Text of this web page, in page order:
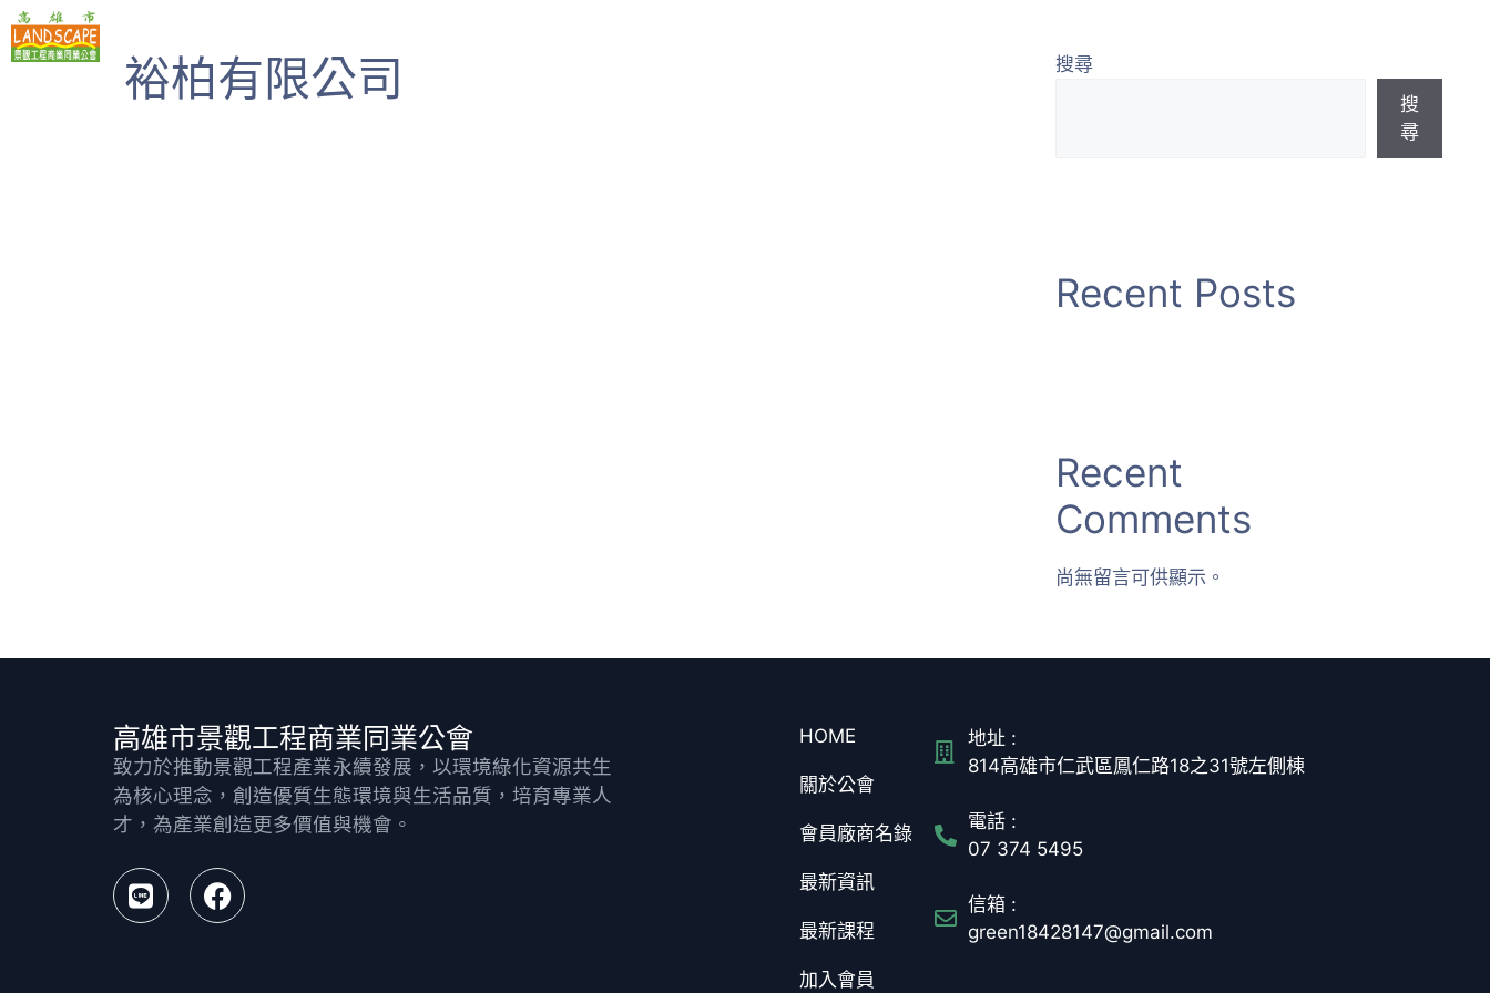
裕柏有限公司
搜尋
搜
尋
Recent Posts
Recent
Comments
尚無留言可供顯示。
高雄市景觀工程商業同業公會
致力於推動景觀工程產業永續發展，以環境綠化資源共生
為核心理念，創造優質生態環境與生活品質，培育專業人
才，為產業創造更多價值與機會。
HOME
關於公會
會員廠商名錄
最新資訊
最新課程
加入會員
地址 :
814高雄市仁武區鳳仁路18之31號左側棟
電話 :
07 374 5495
信箱 :
green18428147@gmail.com